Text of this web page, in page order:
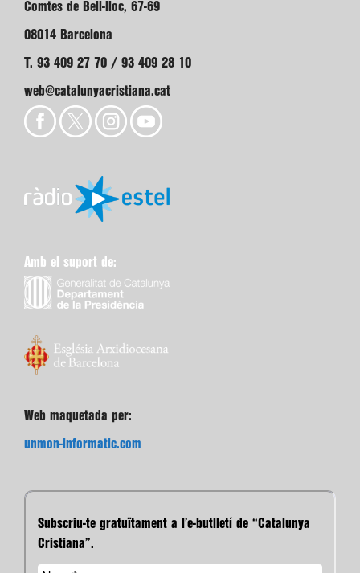
Comtes de Bell-lloc, 67-69
08014 Barcelona
T. 93 409 27 70 / 93 409 28 10
web@catalunyacristiana.cat
Amb el suport de:
Web maquetada per:
unmon-informatic.com
Subscriu-te gratuïtament a l’e-butlletí de “Catalunya
Cristiana”.